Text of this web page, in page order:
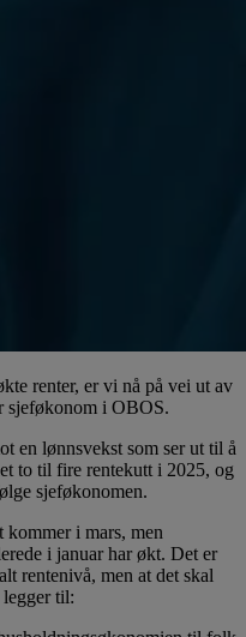
renter, er vi nå på vei ut av
sjeføkonom i OBOS.
en lønnsvekst som ser ut til å
to til fire rentekutt i 2025, og
sjeføkonomen.
kommer i mars, men
i januar har økt. Det er
rentenivå, men at det skal
til: